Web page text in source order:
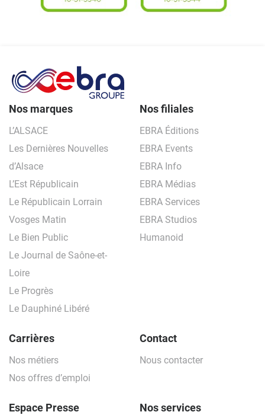
Nos marques
L’ALSACE
Les Dernières Nouvelles
d’Alsace
L’Est Républicain
Le Républicain Lorrain
Vosges Matin
Le Bien Public
Le Journal de Saône-et-
Loire
Le Progrès
Le Dauphiné Libéré
Nos filiales
EBRA Éditions
EBRA Events
EBRA Info
EBRA Médias
EBRA Services
EBRA Studios
Humanoid
Carrières
Nos métiers
Nos offres d’emploi
Espace Presse
Contact
Nous contacter
Nos services